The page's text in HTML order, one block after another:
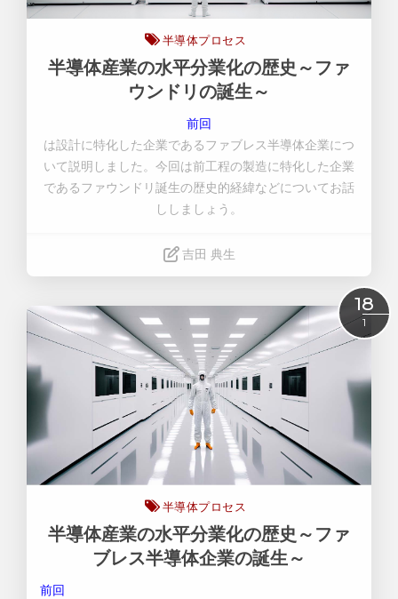
半導体プロセス
半導体産業の水平分業化の歴史～ファ
ウンドリの誕生～
前回
は設計に特化した企業であるファブレス半導体企業につ
いて説明しました。今回は前工程の製造に特化した企業
であるファウンドリ誕生の歴史的経緯などについてお話
ししましょう。
吉田 典生
18
1
半導体プロセス
半導体産業の水平分業化の歴史～ファ
ブレス半導体企業の誕生～
前回